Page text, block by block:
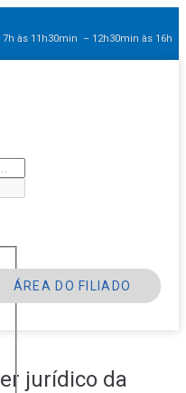
7h às 11h30min – 12h30min às 16h
ÁREA DO FILIADO
jurídico da